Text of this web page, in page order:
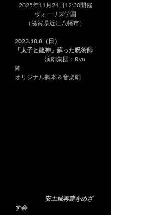
2025年11月24日12:30開催
ヴォーリズ学園
（滋賀県近江八幡市）
2023.10.8（日）
「太子と龍神」蘇った呪術師
演劇集団：Ryu
陣
オリジナル脚本＆音楽劇
安土城再建をめざ
す会